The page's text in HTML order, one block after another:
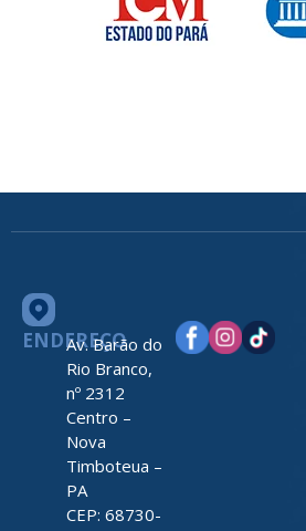
ENDEREÇO
Av. Barão do
Rio Branco,
nº 2312
Centro –
Nova
Timboteua –
PA
CEP: 68730-